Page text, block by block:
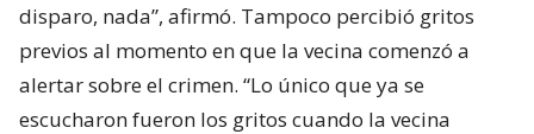
disparo, nada”, afirmó. Tampoco percibió gritos
previos al momento en que la vecina comenzó a
alertar sobre el crimen. “Lo único que ya se
escucharon fueron los gritos cuando la vecina